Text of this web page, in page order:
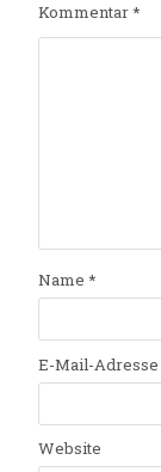
Kommentar*
Name *
E-Mail-Adresse
Website